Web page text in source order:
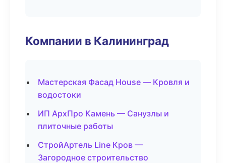
Компании в Калининград
Мастерская Фасад House — Кровля и
водостоки
ИП АрхПро Камень — Санузлы и
плиточные работы
СтройАртель Line Кров —
Загородное строительство